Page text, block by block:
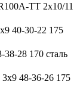
TT 2x10/11
40-30-22 175
28 170 сталь
48-36-26 175